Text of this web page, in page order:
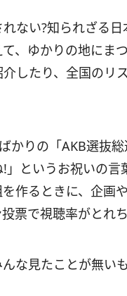
ない?知られざる
、ゆかりの地にま
介したり、全国のリ
かりの「AKB選抜
!」というお祝いの
作るときに、企画
票で視聴率がとれ
な見たことが無い